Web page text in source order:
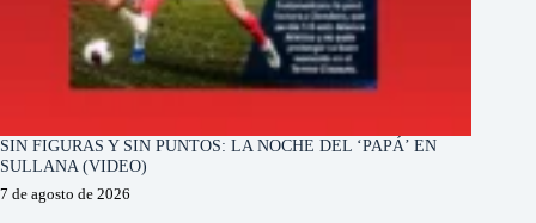
SIN FIGURAS Y SIN PUNTOS: LA NOCHE DEL ‘PAPÁ’ EN
SULLANA (VIDEO)
7 de agosto de 2026